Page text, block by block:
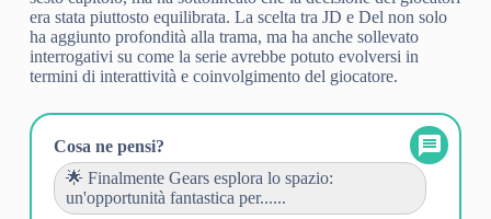
era stata piuttosto equilibrata. La scelta tra JD e Del non solo
ha aggiunto profondità alla trama, ma ha anche sollevato
interrogativi su come la serie avrebbe potuto evolversi in
termini di interattività e coinvolgimento del giocatore.
Cosa ne pensi?
🌟 Finalmente Gears esplora lo spazio:
un'opportunità fantastica per......